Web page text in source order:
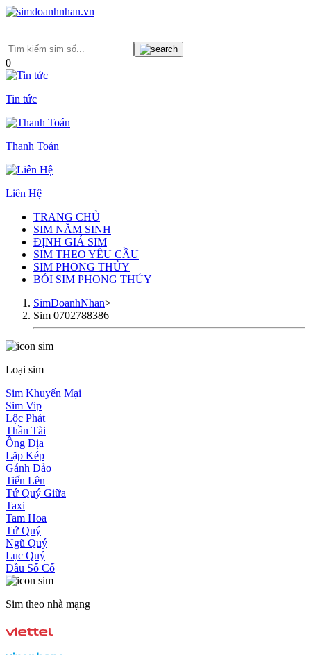
0
Tin tức
Thanh Toán
Liên Hệ
TRANG CHỦ
SIM NĂM SINH
ĐỊNH GIÁ SIM
SIM THEO YÊU CẦU
SIM PHONG THỦY
BÓI SIM PHONG THỦY
SimDoanhNhan>
Sim 0702788386
Loại sim
Sim Khuyến Mại
Sim Vip
Lộc Phát
Thần Tài
Ông Địa
Lặp Kép
Gánh Đảo
Tiến Lên
Tứ Quý Giữa
Taxi
Tam Hoa
Tứ Quý
Ngũ Quý
Lục Quý
Đầu Số Cổ
Sim theo nhà mạng